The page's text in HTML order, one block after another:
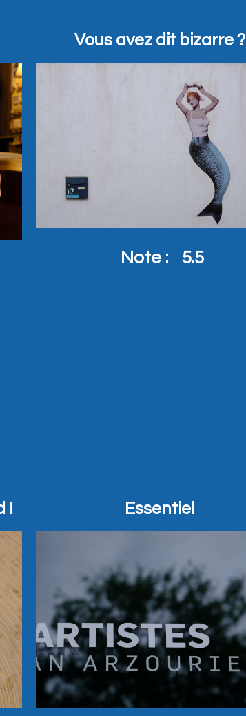
Vous avez dit bizarre ?
Note : 5.5
! Essentiel